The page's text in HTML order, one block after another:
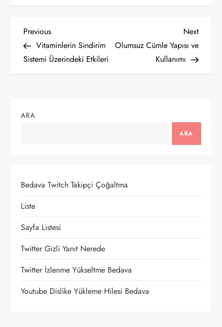
Y
a
z
i
n
m
e
s
Previous
Post
Previous
Vitaminlerin Sindirim
Sistemi Üzerindeki Etkileri
Next
Post
Next
Olumsuz Cümle Yapısı ve
Kullanımı
ARA
ARA
Bedava Twitch Takipçi Çoğaltma
Liste
Sayfa Listesi
Twitter Gizli Yanıt Nerede
Twitter İzlenme Yükseltme Bedava
Youtube Dislike Yükleme Hilesi Bedava